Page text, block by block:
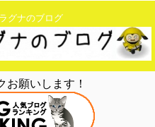
グナのブログ
お願いします！